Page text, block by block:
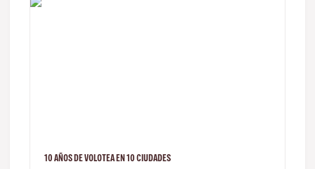
10 AÑOS DE VOLOTEA EN 10 CIUDADES